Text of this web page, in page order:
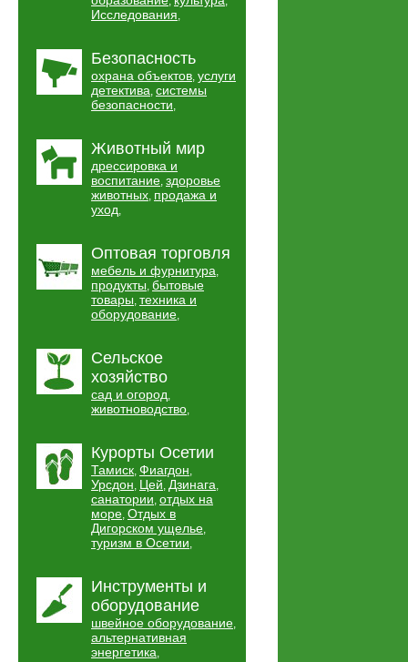
Исследования,
Безопасность
охрана объектов, услуги
детектива, системы
безопасности,
Животный мир
дрессировка и
воспитание, здоровье
животных, продажа и
уход,
Оптовая торговля
мебель и фурнитура,
продукты, бытовые
товары, техника и
оборудование,
Сельское
хозяйство
сад и огород,
животноводство,
Курорты Осетии
Тамиск, Фиагдон,
Урсдон, Цей, Дзинага,
санатории, отдых на
море, Отдых в
Дигорском ущелье,
туризм в Осетии,
Инструменты и
оборудование
швейное оборудование,
альтернативная
энергетика,